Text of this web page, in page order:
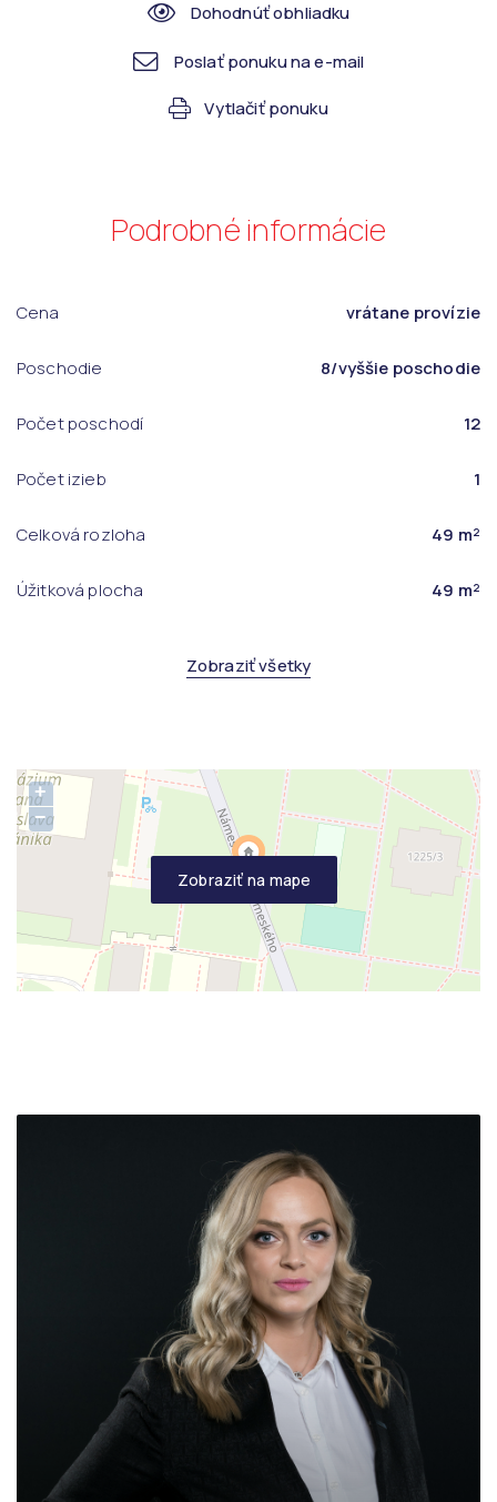
Dohodnúť obhliadku
Poslať ponuku na e-mail
Vytlačiť ponuku
Podrobné informácie
Cena vrátane provízie
Poschodie 8/vyššie poschodie
Počet poschodí 12
Počet izieb 1
Celková rozloha 49 m²
Úžitková plocha 49 m²
Zobraziť všetky
Zobraziť na mape
+
−